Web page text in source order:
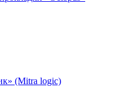
(Mitra logic)